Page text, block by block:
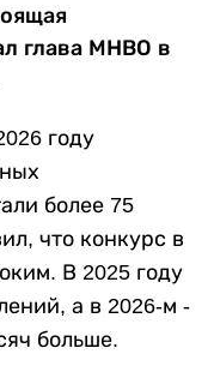
глава МНВО в
году
более 75
что конкурс в
В 2025 году
а в 2026-м -
больше.